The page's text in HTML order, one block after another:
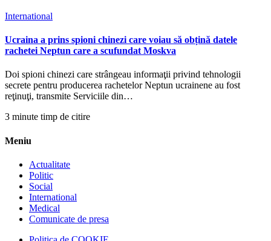
International
Ucraina a prins spioni chinezi care voiau să obțină datele
rachetei Neptun care a scufundat Moskva
Doi spioni chinezi care strângeau informaţii privind tehnologii
secrete pentru producerea rachetelor Neptun ucrainene au fost
reţinuţi, transmite Serviciile din…
3 minute timp de citire
Meniu
Actualitate
Politic
Social
International
Medical
Comunicate de presa